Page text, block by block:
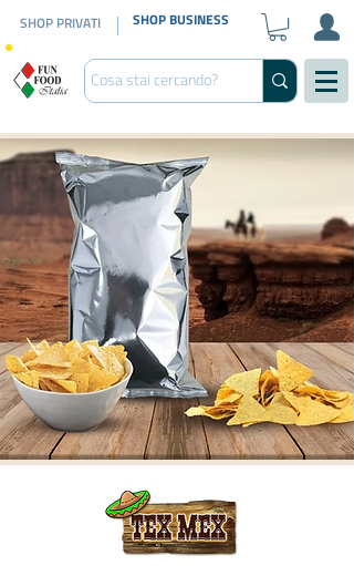
SHOP PRIVATI SHOP BUSINESS